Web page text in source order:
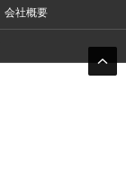
会社概要